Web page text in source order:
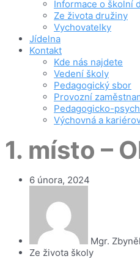
Informace o školní
Ze života družiny
Vychovatelky
Jídelna
Kontakt
Kde nás najdete
Vedení školy
Pedagogický sbor
Provozní
Pedagogicko-
Výchovná a
1. místo –
6 února, 2024
Mgr.
Ze života školy